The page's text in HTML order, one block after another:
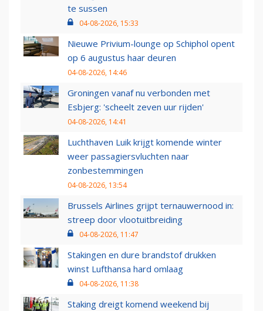
te sussen
04-08-2026, 15:33
Nieuwe Privium-lounge op Schiphol opent
op 6 augustus haar deuren
04-08-2026, 14:46
Groningen vanaf nu verbonden met
Esbjerg: 'scheelt zeven uur rijden'
04-08-2026, 14:41
Luchthaven Luik krijgt komende winter
weer passagiersvluchten naar
zonbestemmingen
04-08-2026, 13:54
Brussels Airlines grijpt ternauwernood in:
streep door vlootuitbreiding
04-08-2026, 11:47
Stakingen en dure brandstof drukken
winst Lufthansa hard omlaag
04-08-2026, 11:38
Staking dreigt komend weekend bij